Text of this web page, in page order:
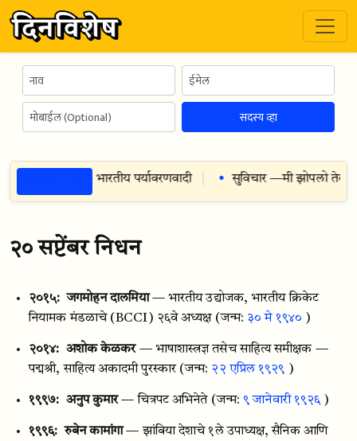
सदस्य व्हा
— राजेंद्र सिंग — भारतीय पर्यावरणवादी सुविचार —मी झोपलो तेव्हा
२० सप्टेंबर निधन
२०१५: जगमोहन दालमिया — भारतीय उद्योजक, भारतीय क्रिकेट
नियामक मंडळाचे (BCCI) २६वे अध्यक्ष (जन्म: ३० मे १९४० )
२०१४: अशोक केळकर — भाषाशास्त्रज्ञ तसेच साहित्य समीक्षक —
पद्मश्री, साहित्य अकादमी पुरस्कार (जन्म: २२ एप्रिल १९२९ )
१९९७: अनुप कुमार — चित्रपट अभिनेते (जन्म:९ जानेवारी १९२६ )
१९९६: रुबेन कामांगा — झांबिया देशाचे १ले उपाध्यक्ष, सैनिक आणि